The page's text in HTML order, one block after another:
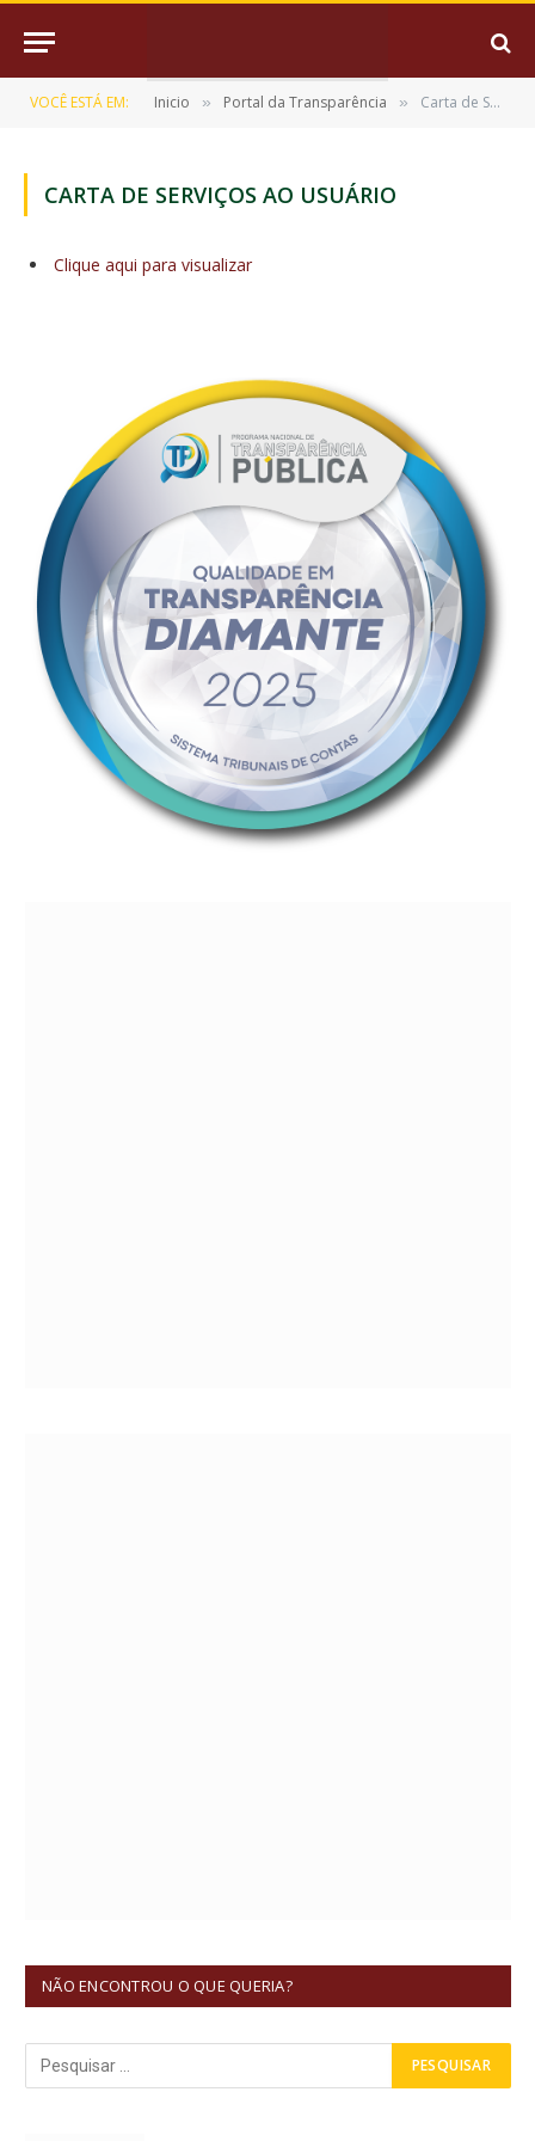
VOCÊ ESTÁ EM: Inicio » Portal da Transparência » Carta de Serviços ao Usuário
CARTA DE SERVIÇOS AO USUÁRIO
Clique aqui para visualizar
NÃO ENCONTROU O QUE QUERIA?